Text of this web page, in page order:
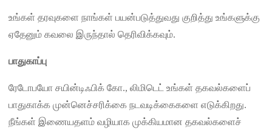
உங்கள் தரவுகளை நாங்கள் பயன்படுத்துவது குறித்து உங்களுக்கு
ஏதேனும் கவலை இருந்தால் தெரிவிக்கவும்.
பாதுகாப்பு
ரேடோபயோ சயின்டிஃபிக் கோ., லிமிடெட் உங்கள் தகவல்களைப்
பாதுகாக்க முன்னெச்சரிக்கை நடவடிக்கைகளை எடுக்கிறது.
நீங்கள் இணையதளம் வழியாக முக்கியமான தகவல்களைச்